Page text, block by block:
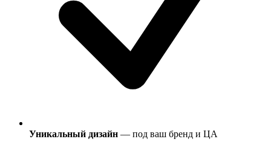
Уникальный дизайн — под ваш бренд и ЦА